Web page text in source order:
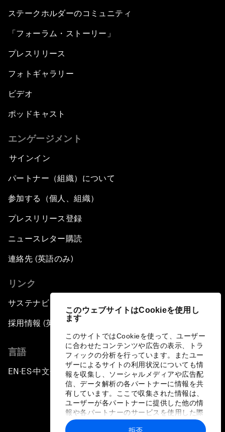
このウェブサイトはCookieを使用し
ます
このサイトではCookieを使って、ユーザー
に合わせたコンテンツや広告の表示、トラ
フィックの分析を行っています。またユー
ザーによるサイトの利用状況についても情
報を収集し、ソーシャルメディアや広告配
信、データ解析の各パートナーに情報を共
有しています。ここで収集された情報は、
ユーザーが各パートナーに提供した他の情
報や各パートナーのサービスを使用した際
に収集された情報と組み合わされ、各パー
拒否
ステークホルダーのコミュニティ
「フォーラム・ストーリー」
プレスリリース
フォトギャラリー
ビデオ
ポッドキャスト
エンゲージメント
サインイン
パートナー（組織）について
参加する（個人、組織）
プレスリリース登録
ニュースレター購読
連絡先 (英語のみ)
リンク
サステナビリティへの取り組み
採用情報 (英語のみ)
言語
EN ▪ ES▪中文▪ 日本語